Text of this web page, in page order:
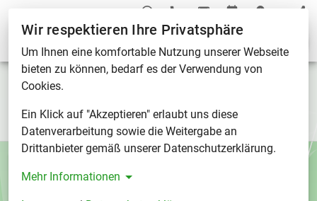
Tag "Untere Extremität"
Tag "Untere Extremität"
Tags / Tag "Untere Extremität"
Wir respektieren Ihre Privatsphäre
Um Ihnen eine komfortable Nutzung unserer Webseite
bieten zu können, bedarf es der Verwendung von
Cookies.
Ein Klick auf "Akzeptieren" erlaubt uns diese
Datenverarbeitung sowie die Weitergabe an
Drittanbieter gemäß unserer Datenschutzerklärung.
Mehr Informationen